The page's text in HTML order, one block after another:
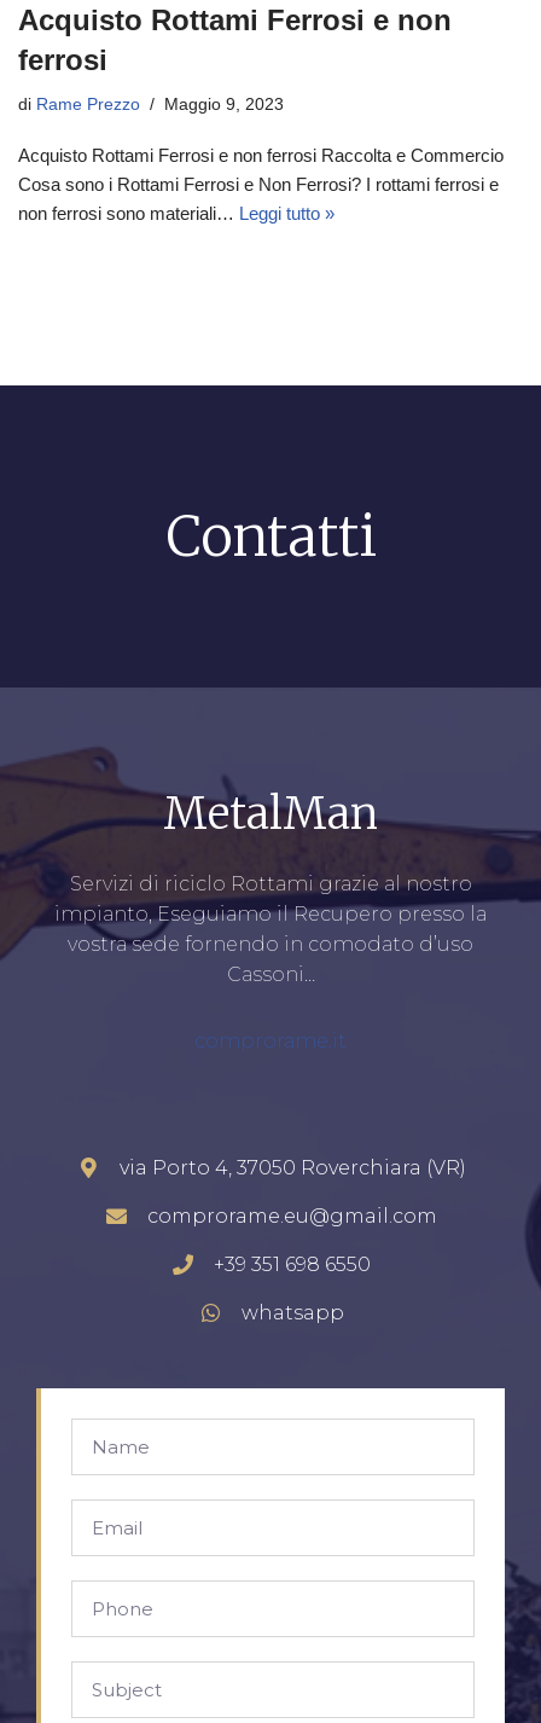
Acquisto Rottami Ferrosi e non
ferrosi
di Rame Prezzo Maggio 9, 2023
Acquisto Rottami Ferrosi e non ferrosi Raccolta e Commercio
Cosa sono i Rottami Ferrosi e Non Ferrosi? I rottami ferrosi e
non ferrosi sono materiali… Leggi tutto »
Contatti
MetalMan
Servizi di riciclo Rottami grazie al nostro
impianto, Eseguiamo il Recupero presso la
vostra sede fornendo in comodato d’uso
Cassoni…
comprorame.it
via Porto 4, 37050 Roverchiara (VR)
comprorame.eu@gmail.com
+39 351 698 6550
whatsapp